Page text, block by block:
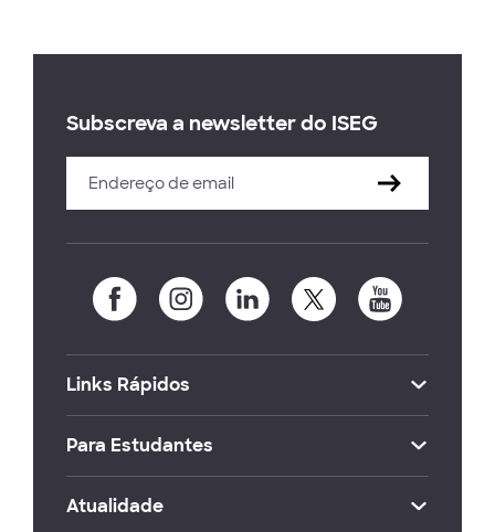
Subscreva a newsletter do ISEG
Links Rápidos
Para Estudantes
Atualidade